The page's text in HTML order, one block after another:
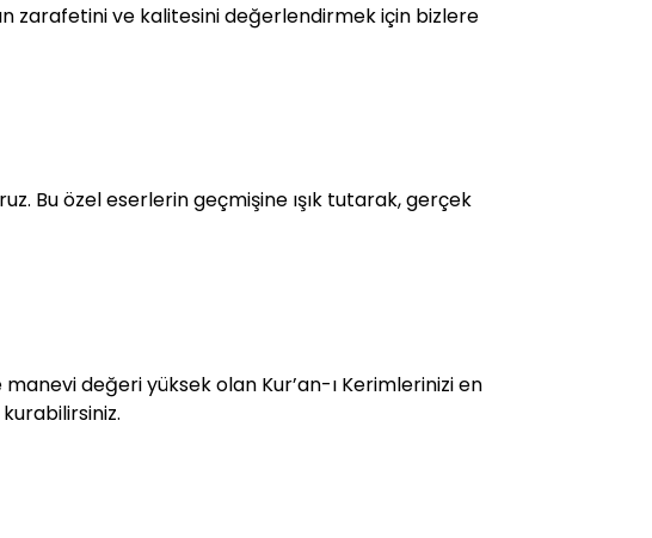
zarafetini ve kalitesini değerlendirmek için bizlere
Bu özel eserlerin geçmişine ışık tutarak, gerçek
değeri yüksek olan Kur’an-ı Kerimlerinizi en